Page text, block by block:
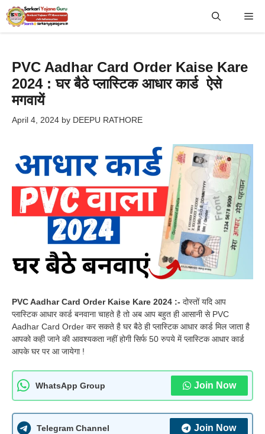
Skip
to
PVC Aadhar Card Order Kaise Kare
2024 : घर बैठे प्लास्टिक आधार कार्ड ऐसे
मगवायें
April 4, 2024 by DEEPU RATHORE
PVC Aadhar Card Order Kaise Kare 2024 :- दोस्तों यदि आप
प्लास्टिक आधार कार्ड बनवाना चाहते है तो अब आप बहुत ही आसानी से PVC
Aadhar Card Order कर सकते है घर बैठे ही प्लास्टिक आधार कार्ड मिल जाता है
आपको कही जाने की आवश्यकता नहीं होगी सिर्फ 50 रुपये में प्लास्टिक आधार कार्ड
आपके घर पर आ जायेगा !
WhatsApp Group Join Now
Telegram Channel Join Now